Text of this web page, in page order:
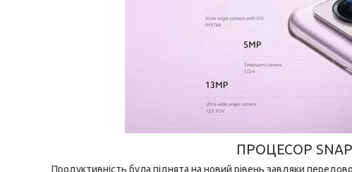
ПРОЦЕСОР
Продуктивність була піднята на новий рівень завдяки